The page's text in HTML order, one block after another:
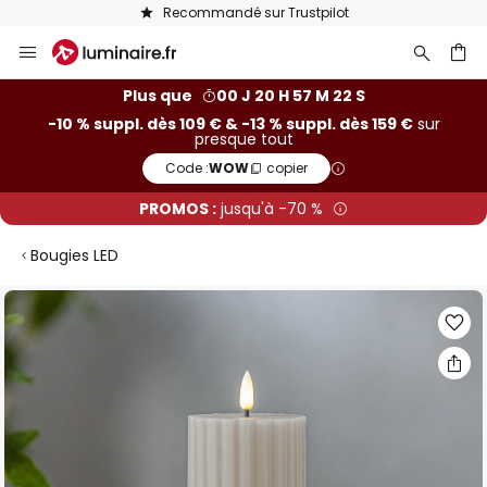
Recommandé sur Trustpilot
Allez
au
Plus que
00 J 20 H 57 M 21 S
-10 % suppl. dès 109 € & -13 % suppl. dès 159 €sur
presque tout
Code :WOW copier
PROMOS : jusqu'à -70 %
Bougies LED
Skip
to
the
end
of
the
images